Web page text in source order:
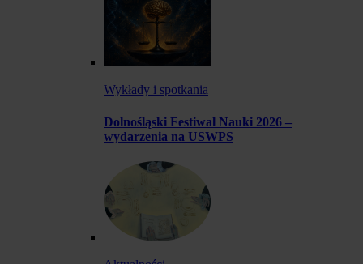
Wykłady i spotkania
Dolnośląski Festiwal Nauki 2026 –
wydarzenia na USWPS